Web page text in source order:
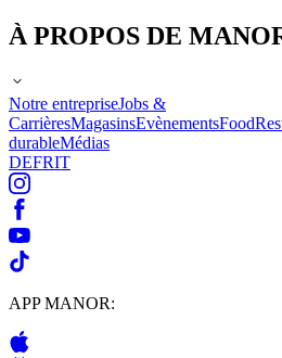
À PROPOS DE
Notre entrepriseJobs &
CarrièresMagasinsEvènementsFood
durableMédias
DEFRIT
APP MANOR: